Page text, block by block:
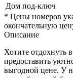
Дом под-ключ
* Цены номеров
окончательную
Описание
Хотите
предоставить
выгодной цене. У